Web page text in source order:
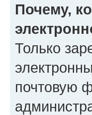
Почему,
Только
почтовую